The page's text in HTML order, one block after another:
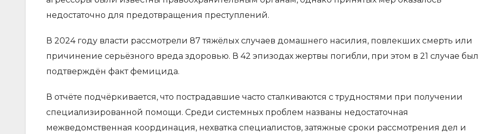
недостаточно для предотвращения преступлений.
В 2024 году власти рассмотрели 87 тяжёлых случаев домашнего насилия, повлекших смерть или
причинение серьёзного вреда здоровью. В 42 эпизодах жертвы погибли, при этом в 21 случае был
подтверждён факт фемицида.
В отчёте подчёркивается, что пострадавшие часто сталкиваются с трудностями при получении
специализированной помощи. Среди системных проблем названы недостаточная
межведомственная координация, нехватка специалистов, затяжные сроки рассмотрения дел и